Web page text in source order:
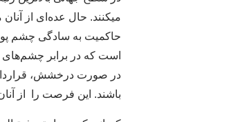
میکنند. حال عده‌ای از
حاکمیت به سادگی چشم
است که در برابر چشم‌های
در صورت درخشش،
باشند. این فرصت را از